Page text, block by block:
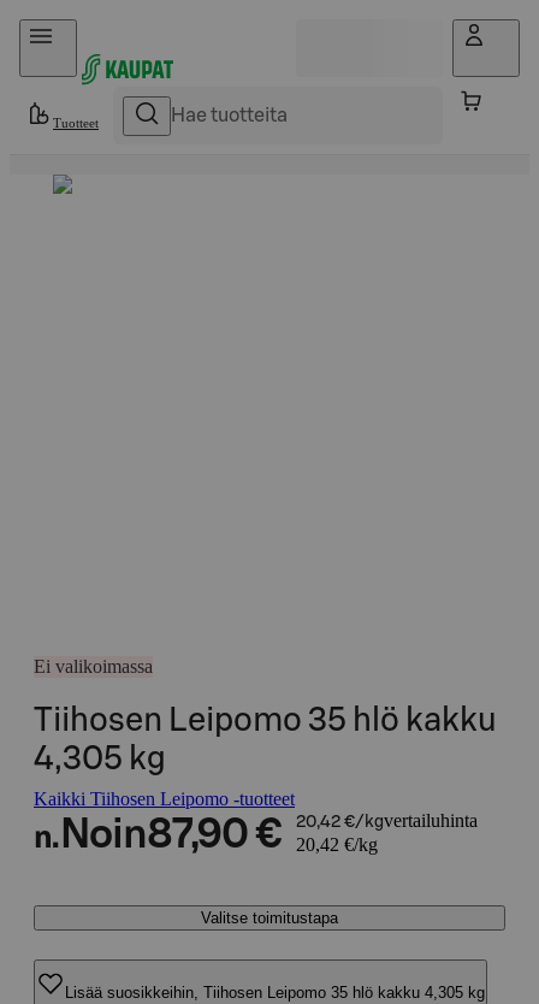
Hyppää sisältöön
Tuotteet
Ei valikoimassa
Tiihosen Leipomo 35 hlö kakku
4,305 kg
Kaikki Tiihosen Leipomo -tuotteet
n. Noin87,90 € 20,42 €/kgvertailuhinta
20,42 €/kg
Valitse toimitustapa
Lisää suosikkeihin, Tiihosen Leipomo 35 hlö kakku 4,305 kg